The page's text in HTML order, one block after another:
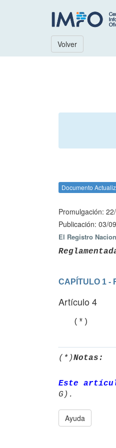
Volver
Documento
Promulgación:
Publicación: 03/
El Registro
CAPÍTULO 1 -
Artículo 4
   (*)
(*)Notas:
Este
Ayuda